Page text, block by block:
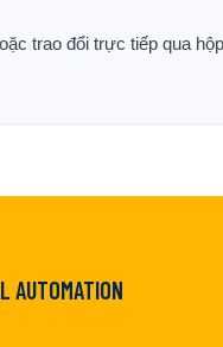
trao đổi trực tiếp qua
AUTOMATION